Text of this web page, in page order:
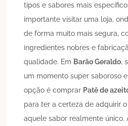
tipos e sabores mais
importante visitar uma loja,
de forma muito mais segura,
ingredientes nobres e
qualidade. Em Barão Geraldo,
um momento super saboroso
opção é comprar Patê de
para ter a certeza de adquirir
aquele sabor realmente único.